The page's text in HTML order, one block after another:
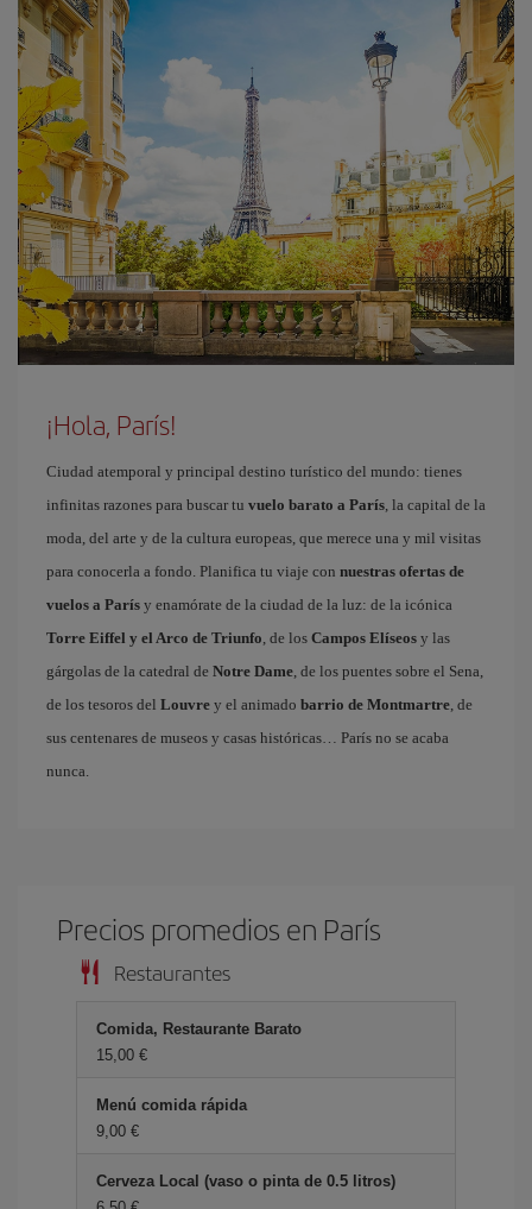
¡Hola, París!
Ciudad atemporal y principal destino turístico del mundo: tienes
infinitas razones para buscar tu vuelo barato a París, la capital de la
moda, del arte y de la cultura europeas, que merece una y mil visitas
para conocerla a fondo. Planifica tu viaje con nuestras ofertas de
vuelos a París y enamórate de la ciudad de la luz: de la icónica
Torre Eiffel y el Arco de Triunfo, de los Campos Elíseos y las
gárgolas de la catedral de Notre Dame, de los puentes sobre el Sena,
de los tesoros del Louvre y el animado barrio de Montmartre, de
sus centenares de museos y casas históricas… París no se acaba
nunca.
Precios promedios en París
Restaurantes
Comida, Restaurante Barato
15,00 €
Menú comida rápida
9,00 €
Cerveza Local (vaso o pinta de 0.5 litros)